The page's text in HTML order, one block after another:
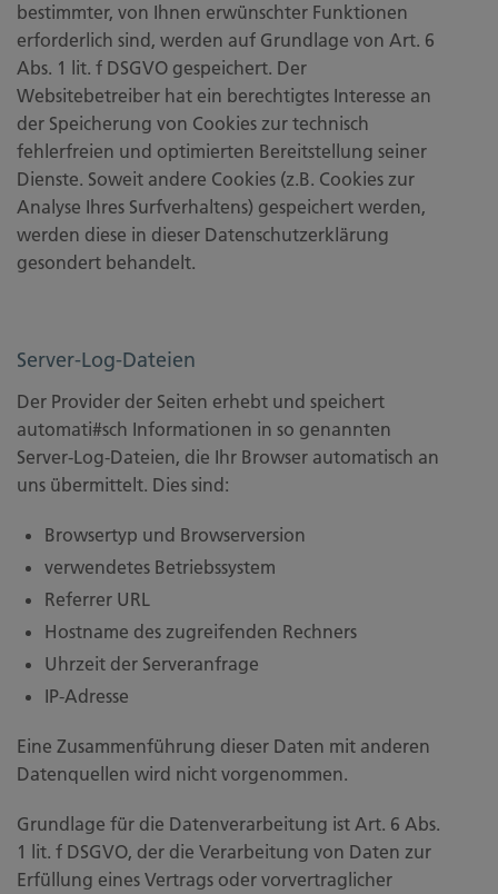
bestimmter, von Ihnen erwünschter Funktionen
erforderlich sind, werden auf Grundlage von Art. 6
Abs. 1 lit. f DSGVO gespeichert. Der
Websitebetreiber hat ein berechtigtes Interesse an
der Speicherung von Cookies zur technisch
fehlerfreien und optimierten Bereitstellung seiner
Dienste. Soweit andere Cookies (z.B. Cookies zur
Analyse Ihres Surfverhaltens) gespeichert werden,
werden diese in dieser Datenschutzerklärung
gesondert behandelt.
Server-Log-Dateien
Der Provider der Seiten erhebt und speichert
automati#sch Informationen in so genannten
Server-Log-Dateien, die Ihr Browser automatisch an
uns übermittelt. Dies sind:
Browsertyp und Browserversion
verwendetes Betriebssystem
Referrer URL
Hostname des zugreifenden Rechners
Uhrzeit der Serveranfrage
IP-Adresse
Eine Zusammenführung dieser Daten mit anderen
Datenquellen wird nicht vorgenommen.
Grundlage für die Datenverarbeitung ist Art. 6 Abs.
1 lit. f DSGVO, der die Verarbeitung von Daten zur
Erfüllung eines Vertrags oder vorvertraglicher